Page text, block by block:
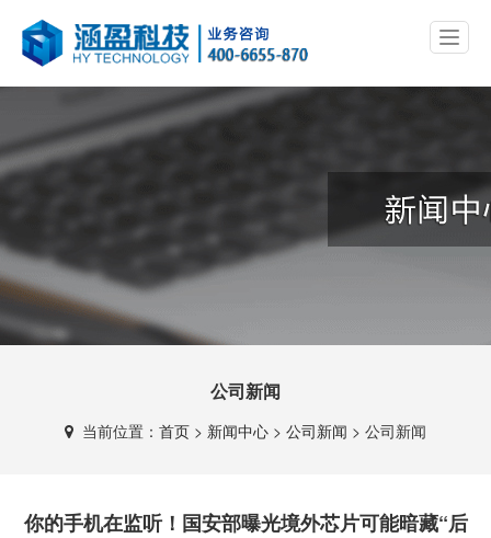
公司新闻
当前位置： 首页 > 新闻中心 > 公司新闻 > 公司新闻
你的手机在监听！国安部曝光境外芯片可能暗藏“后